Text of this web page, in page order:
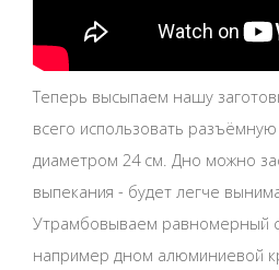
Теперь высыпаем нашу
всего использовать
диаметром 24 см. Дно можно
выпекания - будет легче
Утрамбовываем равномерный
например дном алюминиевой